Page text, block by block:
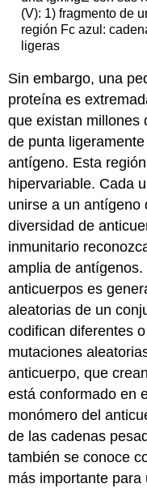
(V): 1) fragmento de
región Fc azul:
ligeras
Sin embargo, una
proteína es
que existan millones
de punta
antígeno. Esta
hipervariable. Cada
unirse a un antígeno
diversidad de
inmunitario
amplia de
anticuerpos es
aleatorias de un
codifican diferentes
mutaciones
anticuerpo, que
está conformado en
monómero del
de las cadenas
también se conoce
más importante